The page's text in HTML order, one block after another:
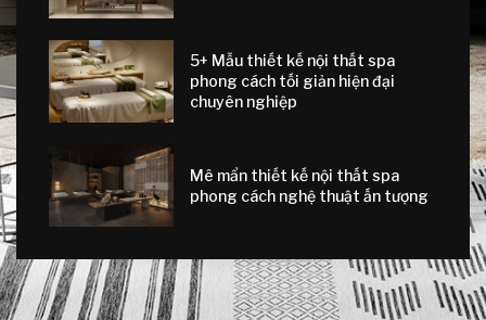
5+ Mẫu thiết kế nội thất spa
phong cách tối giản hiện đại
chuyên nghiệp
Mê mẩn thiết kế nội thất spa
phong cách nghệ thuật ấn tượng